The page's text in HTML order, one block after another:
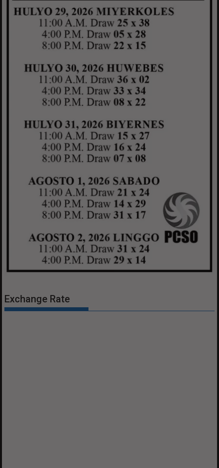
Exchange Rate